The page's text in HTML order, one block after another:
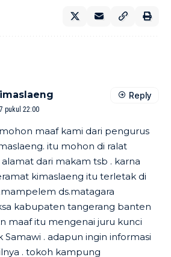
pukul 22:00
maaf kami dari pengurus
itu mohon di ralat
dari makam tsb . karna
kimaslaeng itu terletak di
ds.matagara
kabupaten tangerang banten
maaf itu mengenai juru kunci
Samawi . adapun ingin informasi
. tokoh kampung
Reply